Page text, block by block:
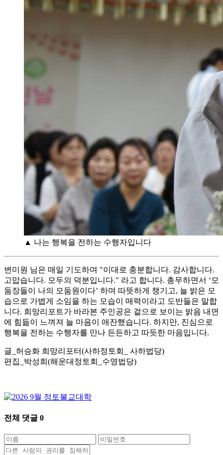
▲ 나는 행복을 전하는 수행자입니다
변미원 님은 매일 기도하며 "이대로 충분합니다. 감사합니다.
고맙습니다. 모두의 덕분입니다." 라고 합니다. 총무하면서 ‘모
둠장들이 나의 모둠원이다’ 하며 따뜻하게 챙기고, 늘 밝은 모
습으로 가볍게 소임을 하는 모습이 매력이라고 도반들은 말합
니다. 희망리포트가 바라본 주인공은 겉으로 보이는 밝음 내면
에 힘듦이 느껴져 늘 마음이 애잔했습니다. 하지만, 진심으로
행복을 전하는 수행자를 만나 든든하고 따듯한 마음입니다.
글_허승화 희망리포터(사하정토회_ 사하법당)
편집_박성희(해운대정토회_수영법당)
전체 댓글 0